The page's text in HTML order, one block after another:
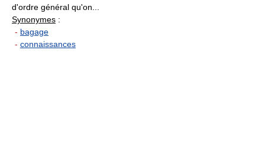
d'ordre général qu'on...
Synonymes :
- bagage
- connaissances